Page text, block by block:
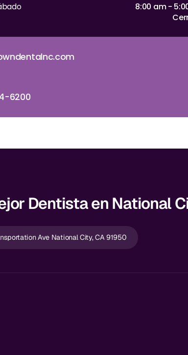
8:00 am -
6200
Dentista en National
Ave National City, CA 91950